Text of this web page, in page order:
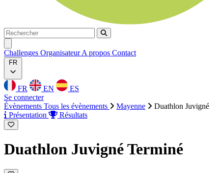
Rechercher
Rechercher
Challenges OrganisateurA propos Contact
FR
FR EN
ES
Se connecter
Évènements Tous les évènements Mayenne
Duathlon Juvigné
Présentation
Résultats
Duathlon JuvignéTerminé